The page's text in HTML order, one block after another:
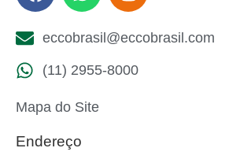
eccobrasil@eccobrasil.com
(11) 2955-8000
Mapa do Site
Endereço